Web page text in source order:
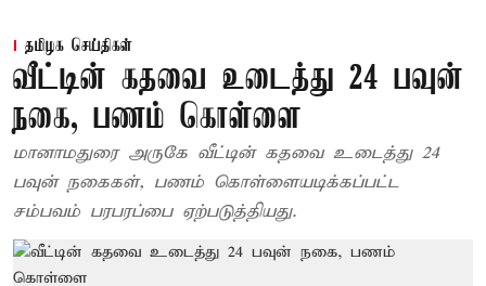
தமிழக செய்திகள்
வீட்டின் கதவை உடைத்து 24 பவுன்
நகை, பணம் கொள்ளை
மானாமதுரை அருகே வீட்டின் கதவை உடைத்து 24
பவுன் நகைகள், பணம் கொள்ளையடிக்கப்பட்ட
சம்பவம் பரபரப்பை ஏற்படுத்தியது.